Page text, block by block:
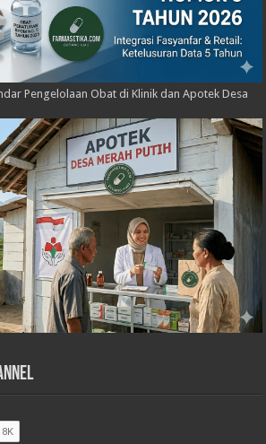
Pengelolaan Obat di Klinik dan Apotek Desa